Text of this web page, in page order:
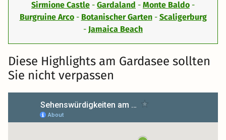
Sirmione Castle - Gardaland - Monte Baldo -
Burgruine Arco- Botanischer Garten- Scaligerburg
- Jamaica Beach
Diese Highlights am Gardasee sollten
Sie nicht verpassen